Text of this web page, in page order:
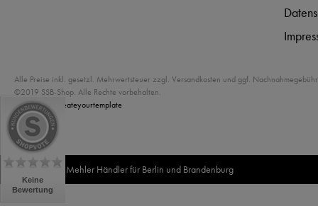
Alle Preise inkl. gesetzl. Mehrwertsteuer zzgl. Versandkosten und ggf.
©2019 SSB-Shop. Alle Rechte vorbehalten.
Powered by
createyourtemplate
Offizieller Mehler Händler für Berlin und Brandenburg
Keine
Bewertung